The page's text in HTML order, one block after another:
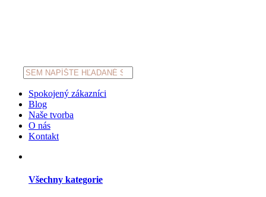
Products
search
Spokojený zákazníci
Blog
Naše tvorba
O nás
Kontakt
Všechny kategorie